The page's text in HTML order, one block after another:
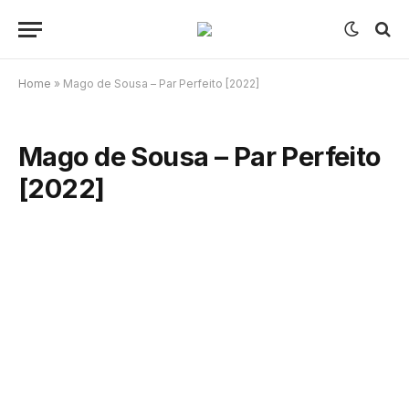
Home » Mago de Sousa – Par Perfeito [2022]
Mago de Sousa – Par Perfeito
[2022]